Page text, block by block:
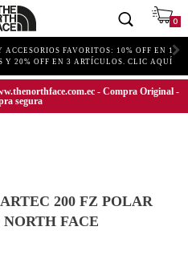
0
FAVORITOS: 10% OFF EN 1
Y 20% OFF EN 3 ARTÍCULOS. CLIC AQUÍ
- Compra Original -
segura
200 FZ POLAR
FACE